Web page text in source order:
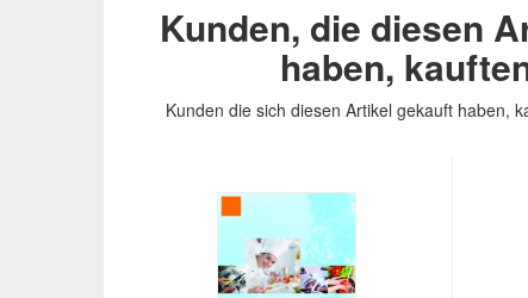
Kunden, die diesen
haben,
Kunden die sich diesen Artikel gekauft haben,